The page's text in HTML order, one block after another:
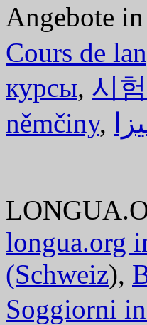
Angebote
Cours de
курсы, 시
němčiny,
longua.org
(Schweiz),
Soggiorni